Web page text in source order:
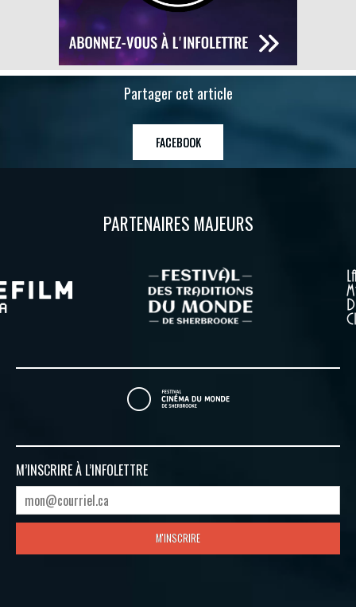
Partager cet article
FACEBOOK
PARTENAIRES MAJEURS
M’INSCRIRE À L’INFOLETTRE
M'INSCRIRE